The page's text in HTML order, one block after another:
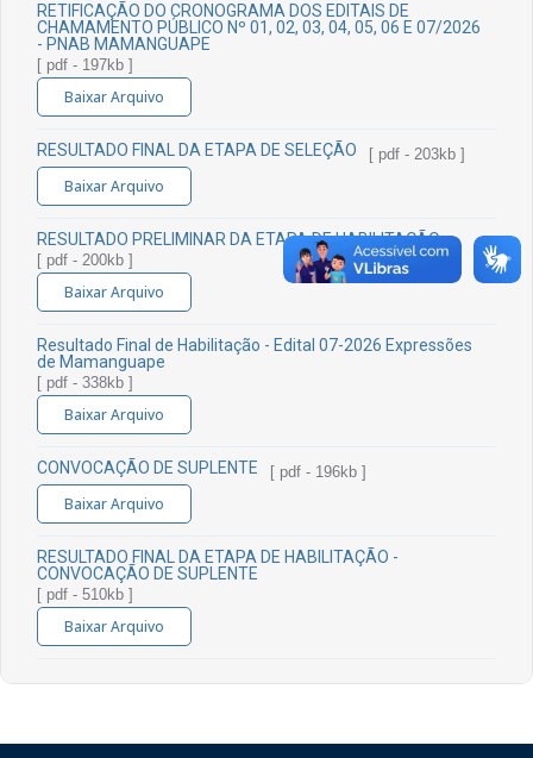
RETIFICAÇÃO DO CRONOGRAMA DOS EDITAIS DE
CHAMAMENTO PÚBLICO Nº 01, 02, 03, 04, 05, 06 E 07/2026
- PNAB MAMANGUAPE
[ pdf - 197kb ]
Baixar Arquivo
RESULTADO FINAL DA ETAPA DE SELEÇÃO [ pdf - 203kb ]
Baixar Arquivo
RESULTADO PRELIMINAR DA ETAPA DE HABILITAÇÃO
[ pdf - 200kb ]
Baixar Arquivo
Resultado Final de Habilitação - Edital 07-2026 Expressões
de Mamanguape
[ pdf - 338kb ]
Baixar Arquivo
CONVOCAÇÃO DE SUPLENTE [ pdf - 196kb ]
Baixar Arquivo
RESULTADO FINAL DA ETAPA DE HABILITAÇÃO -
CONVOCAÇÃO DE SUPLENTE
[ pdf - 510kb ]
Baixar Arquivo